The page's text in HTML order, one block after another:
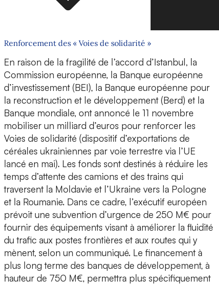
Renforcement des « Voies de solidarité »
En raison de la fragilité de l’accord d’Istanbul, la
Commission européenne, la Banque européenne
d’investissement (BEI), la Banque européenne pour
la reconstruction et le développement (Berd) et la
Banque mondiale, ont annoncé le 11 novembre
mobiliser un milliard d’euros pour renforcer les
Voies de solidarité (dispositif d’exportations de
céréales ukrainiennes par voie terrestre via l’UE
lancé en mai). Les fonds sont destinés à réduire les
temps d’attente des camions et des trains qui
traversent la Moldavie et l’Ukraine vers la Pologne
et la Roumanie. Dans ce cadre, l’exécutif européen
prévoit une subvention d’urgence de 250 M€ pour
fournir des équipements visant à améliorer la fluidité
du trafic aux postes frontières et aux routes qui y
mènent, selon un communiqué. Le financement à
plus long terme des banques de développement, à
hauteur de 750 M€, permettra plus spécifiquement